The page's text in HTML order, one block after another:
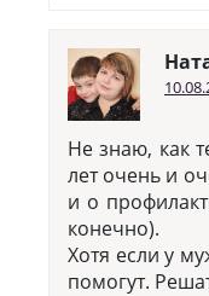
Не знаю, как
лет очень и
и о
конечно).
Хотя если у
помогут.